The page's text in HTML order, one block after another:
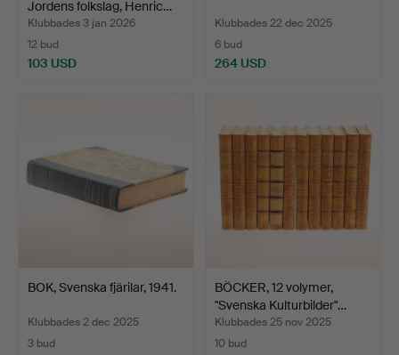
Jordens folkslag, Henric…
Klubbades 3 jan 2026
12 bud
103 USD
Klubbades 22 dec 2025
6 bud
264 USD
BOK, Svenska fjärilar, 1941.
Klubbades 2 dec 2025
3 bud
BÖCKER, 12 volymer,
"Svenska Kulturbilder"…
Klubbades 25 nov 2025
10 bud